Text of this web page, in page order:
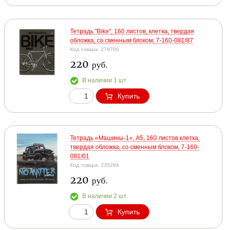
Тетрадь "Bike", 160 листов, клетка, твердая
обложка, со сменным блоком, 7-160-081/87
Код товара: 279700
220 руб.
В наличии 1 шт.
Купить
Тетрадь «Машины-1», А5, 160 листов клетка,
твердая обложка, со сменным блоком, 7-160-
081/01
Код товара: 235294
220 руб.
В наличии 2 шт.
Купить